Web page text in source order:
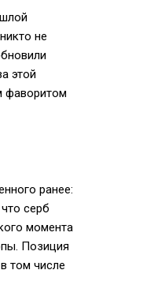
не
этой
фаворитом
ранее:
серб
момента
Позиция
том числе